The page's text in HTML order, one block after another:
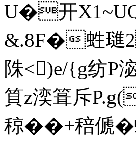
U�开
&.8F�﨡璡
陎<)e/{g纺
筫z湙箿斥
稤��+稖傂